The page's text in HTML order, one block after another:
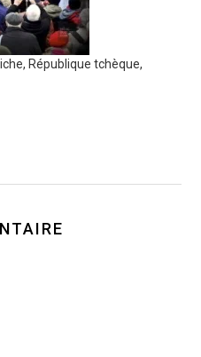
République tchèque,